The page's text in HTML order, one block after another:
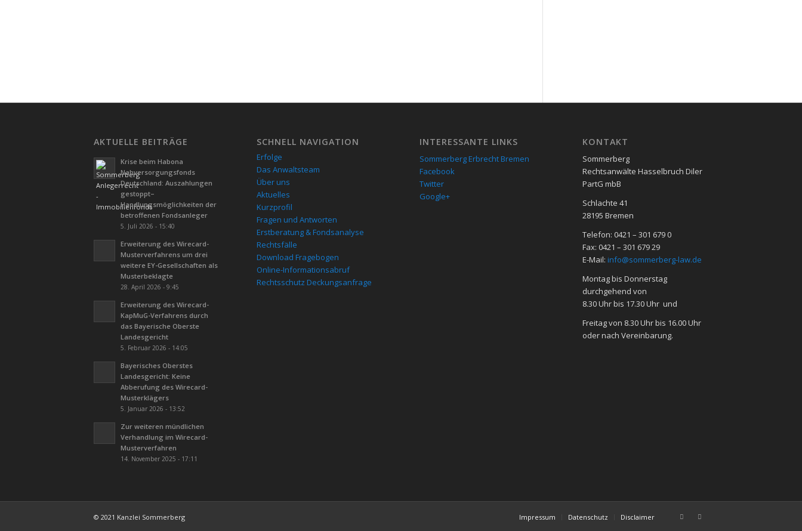
AKTUELLE BEITRÄGE
Krise beim Habona
Nahversorgungsfonds
Deutschland: Auszahlungen
gestoppt–
Handlungsmöglichkeiten der
betroffenen Fondsanleger
5. Juli 2026 - 15:40
Erweiterung des Wirecard-
Musterverfahrens um drei
weitere EY-Gesellschaften als
Musterbeklagte
28. April 2026 - 9:45
Erweiterung des Wirecard-
KapMuG-Verfahrens durch
das Bayerische Oberste
Landesgericht
5. Februar 2026 - 14:05
Bayerisches Oberstes
Landesgericht: Keine
Abberufung des Wirecard-
Musterklägers
5. Januar 2026 - 13:52
Zur weiteren mündlichen
Verhandlung im Wirecard-
Musterverfahren
14. November 2025 - 17:11
SCHNELL NAVIGATION
Erfolge
Das Anwaltsteam
Über uns
Aktuelles
Kurzprofil
Fragen und Antworten
Erstberatung & Fondsanalyse
Rechtsfälle
Download Fragebogen
Online-Informationsabruf
Rechtsschutz Deckungsanfrage
INTERESSANTE LINKS
Sommerberg Erbrecht Bremen
Facebook
Twitter
Google+
KON­TAKT
Sommerberg
Rechtsanwälte Hasselbruch Diler
PartG mbB
Schlachte 41
28195 Bre­men
Telefon: 0421 – 301 679 0
Fax: 0421 – 301 679 29
E-Mail: info@sommerberg-law.de
Mon­tag bis Don­ners­tag
durch­ge­hend von
8.30 Uhr bis 17.30 Uhr und
Frei­tag von 8.30 Uhr bis 16.00 Uhr
oder nach Ver­ein­ba­rung.
© 2021 Kanzlei Sommerberg Impressum Datenschutz Disclaimer